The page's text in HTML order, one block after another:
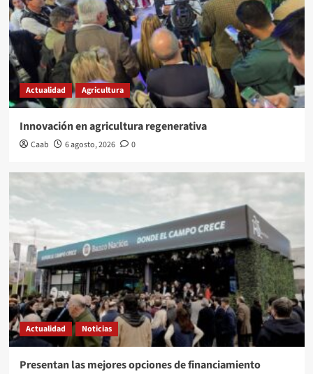
Actualidad Agricultura
Innovación en agricultura regenerativa
Caab 6 agosto, 2026 0
Actualidad Noticias
Presentan las mejores opciones de financiamiento